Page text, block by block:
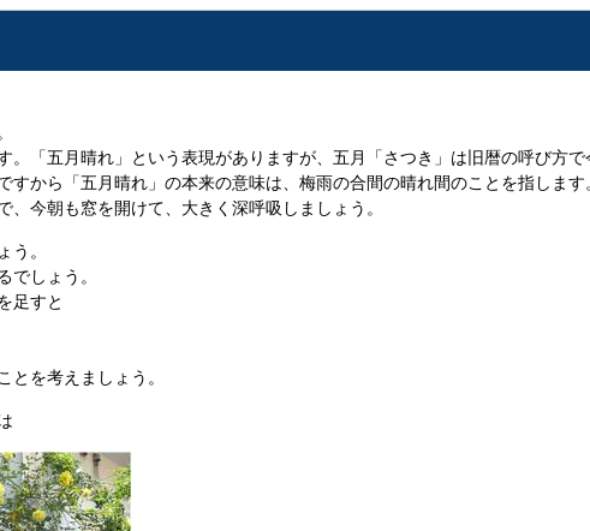
。「五月晴れ」という表現がありますが、五月「さつき」は旧暦の呼び方で
すから「五月晴れ」の本来の意味は、梅雨の合間の晴れ間のことを指します
今朝も窓を開けて、大きく深呼吸しましょう。
う。
でしょう。
足すと
とを考えましょう。